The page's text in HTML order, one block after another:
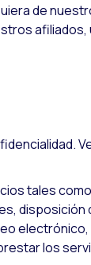
de
tales
los